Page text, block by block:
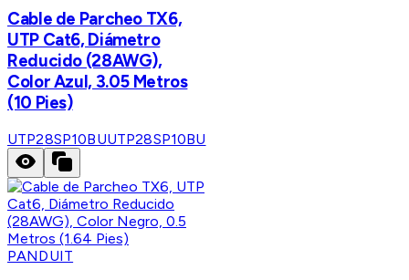
Cable de Parcheo TX6,
UTP Cat6, Diámetro
Reducido (28AWG),
Color Azul, 3.05 Metros
(10 Pies)
UTP28SP10BUUTP28SP10BU
PANDUIT